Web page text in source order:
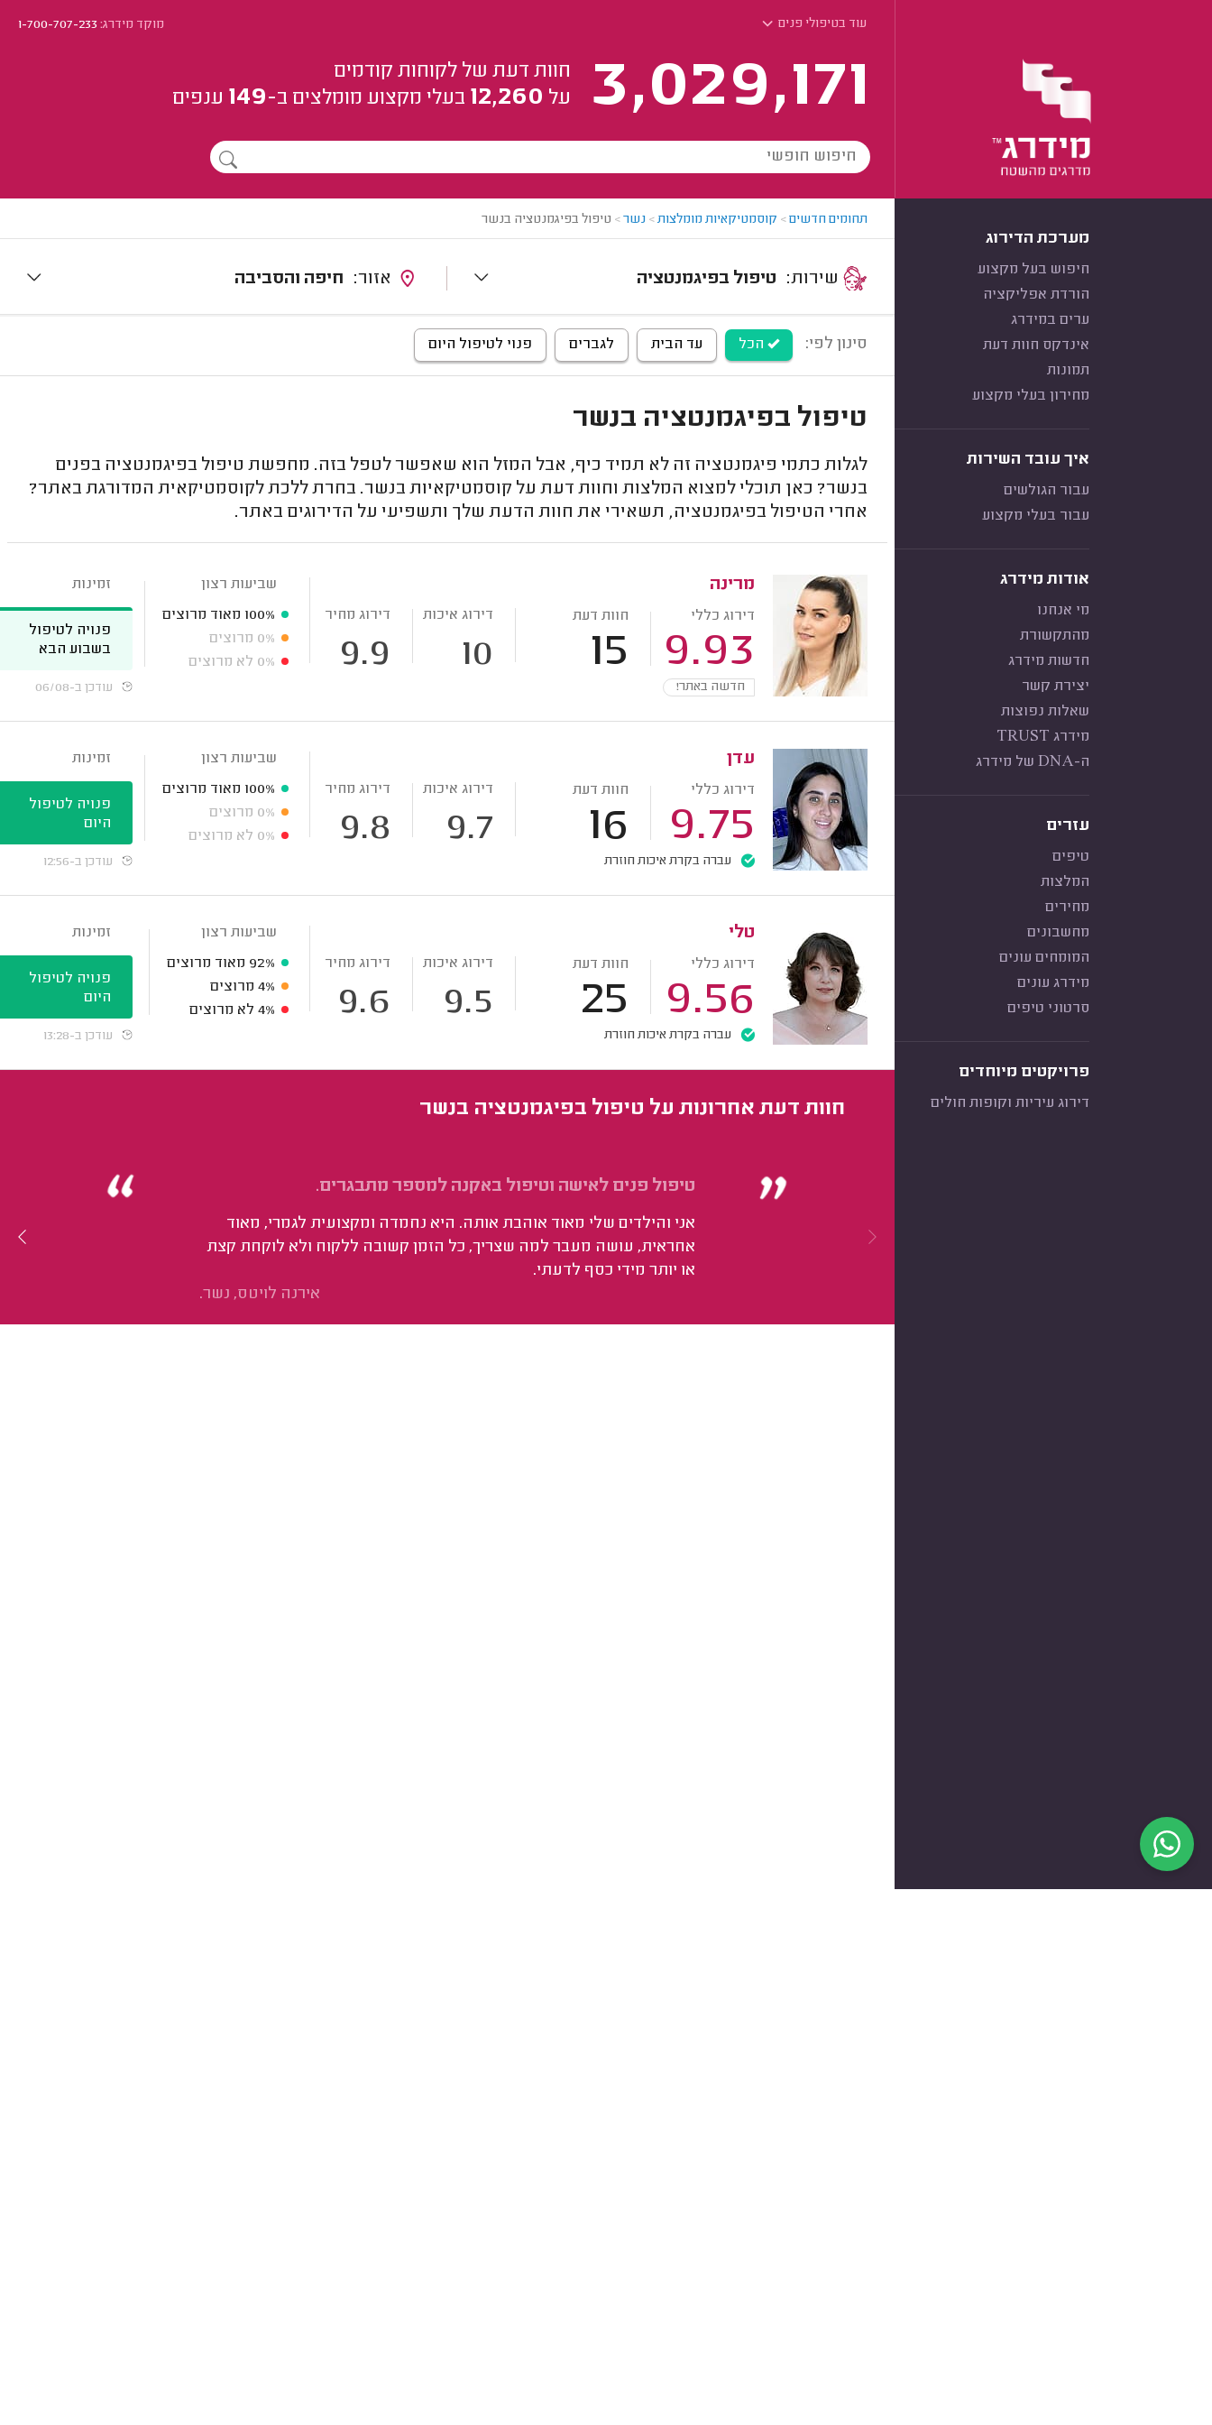
עוד בטיפולי פנים מוקד מידרג:1-700-707-233
3,029,171
חוות דעת של לקוחות קודמים
על 12,260 בעלי מקצוע מומלצים ב-149 ענפים
מערכת הדירוג
חיפוש בעל מקצוע
הורדת אפליקציה
ערים במידרג
אינדקס חוות דעת
תמונות
מחירון בעלי מקצוע
איך עובד השירות
עבור הגולשים
עבור בעלי מקצוע
אודות מידרג
מי אנחנו
מהתקשורת
חדשות מידרג
יצירת קשר
שאלות נפוצות
מידרג TRUST
ה-DNA של מידרג
עזרים
טיפים
המלצות
מחירים
מחשבונים
המומחים עונים
מידרג עונים
סרטוני טיפים
פרויקטים מיוחדים
דירוג עיריות וקופות חולים
תחומים חדשים> קוסמטיקאיות מומלצות> נשר> טיפול בפיגמנטציה בנשר
טיפול בפיגמנטציה חיפה והסביבה
סינון לפי: הכל עד הבית לגברים פנוי לטיפול היום
טיפול בפיגמנטציה בנשר
לגלות כתמי פיגמנטציה זה לא תמיד כיף, אבל המזל הוא שאפשר לטפל בזה. מחפשת טיפול בפיגמנטציה בפנים
בנשר? כאן תוכלי למצוא המלצות וחוות דעת על קוסמטיקאיות בנשר. בחרת ללכת לקוסמטיקאית המדורגת באתר?
אחרי הטיפול בפיגמנטציה, תשאירי את חוות הדעת שלך ותשפיעי על הדירוגים באתר.
מרינה
דירוג כללי
9.93
חוות דעת
15
דירוג איכות
10
דירוג מחיר
9.9
חדשה באתר!
שביעות רצון
100% מאוד מרוצים
0% מרוצים
0% לא מרוצים
זמינות
פנויה לטיפול
בשבוע הבא
עודכן ב-06/08
עדן
דירוג כללי
9.75
חוות דעת
16
דירוג איכות
9.7
דירוג מחיר
9.8
עברה בקרת איכות חוזרת
שביעות רצון
100% מאוד מרוצים
0% מרוצים
0% לא מרוצים
זמינות
פנויה לטיפול
היום
עודכן ב-12:56
טלי
דירוג כללי
9.56
חוות דעת
25
דירוג איכות
9.5
דירוג מחיר
9.6
עברה בקרת איכות חוזרת
שביעות רצון
92% מאוד מרוצים
4% מרוצים
4% לא מרוצים
זמינות
פנויה לטיפול
היום
עודכן ב-13:28
חוות דעת אחרונות על טיפול בפיגמנטציה בנשר
טיפול פנים לאישה וטיפול באקנה למספר מתבגרים.
אני והילדים שלי מאוד אוהבת אותה. היא נחמדה ומקצועית לגמרי, מאוד
אחראית, עושה מעבר למה שצריך, כל הזמן קשובה ללקוח ולא לוקחת קצת
או יותר מידי כסף לדעתי.
אירנה לויטס, נשר.